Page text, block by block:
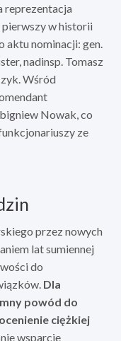
reprezentacja
pierwszy w historii
aktu nominacji: gen.
nadinsp. Tomasz
Wśród
Nowak, co
ze
przez nowych
lat sumiennej
do
Dla
powód do
ciężkiej
wsparcie